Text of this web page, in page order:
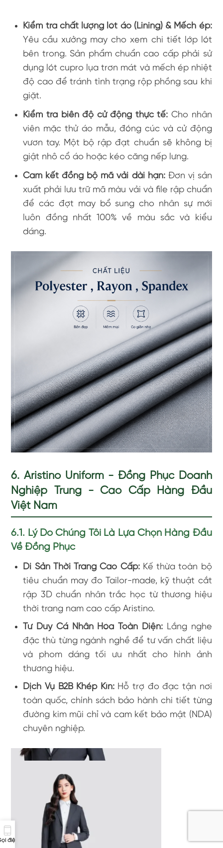
Kiểm tra chất lượng lót áo (Lining) & Mếch ép:
Yêu cầu xưởng may cho xem chi tiết lớp lót
bên trong. Sản phẩm chuẩn cao cấp phải sử
dụng lót cupro lụa trơn mát và mếch ép nhiệt
độ cao để tránh tình trạng rộp phồng sau khi
giặt.
Kiểm tra biên độ cử động thực tế: Cho nhân
viên mặc thử áo mẫu, đóng cúc và cử động
vươn tay. Một bộ rập đạt chuẩn sẽ không bị
giật nhô cổ áo hoặc kéo căng nếp lưng.
Cam kết đồng bộ mã vải dài hạn:Đơn vị sản
xuất phải lưu trữ mã màu vải và file rập chuẩn
để các đợt may bổ sung cho nhân sự mới
luôn đồng nhất 100% về màu sắc và kiểu
dáng.
6. Aristino Uniform - Đồng Phục Doanh
Nghiệp Trung - Cao Cấp Hàng Đầu
Việt Nam
6.1. Lý Do Chúng Tôi Là Lựa Chọn Hàng Đầu
Về Đồng Phục
Di Sản Thời Trang Cao Cấp:Kế thừa toàn bộ
tiêu chuẩn may đo Tailor-made, kỹ thuật cắt
rập 3D chuẩn nhân trắc học từ thương hiệu
thời trang nam cao cấp Aristino.
Tư Duy Cá Nhân Hóa Toàn Diện: Lắng nghe
đặc thù từng ngành nghề để tư vấn chất liệu
và phom dáng tối ưu nhất cho hình ảnh
thương hiệu.
Dịch Vụ B2B Khép Kín:Hỗ trợ đo đạc tận nơi
toàn quốc, chính sách bảo hành chi tiết từng
đường kim mũi chỉ và cam kết bảo mật (NDA)
chuyên nghiệp.
điện